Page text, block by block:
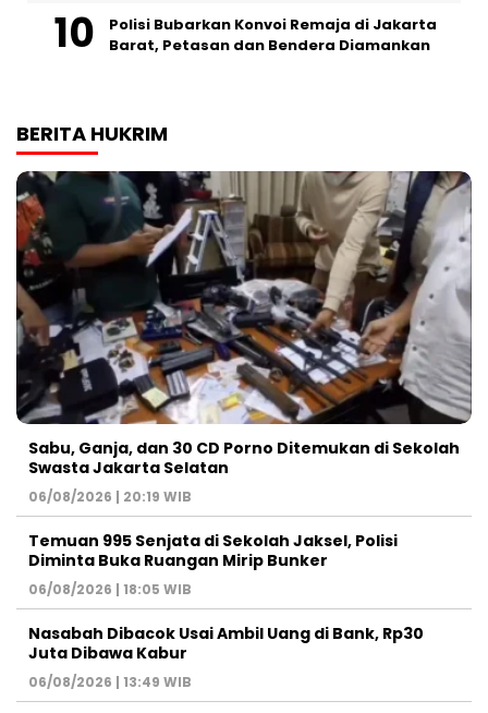
Polisi Bubarkan Konvoi Remaja di Jakarta
Barat, Petasan dan Bendera Diamankan
BERITA HUKRIM
Sabu, Ganja, dan 30 CD Porno Ditemukan di Sekolah
Swasta Jakarta Selatan
06/08/2026 | 20:19 WIB
Temuan 995 Senjata di Sekolah Jaksel, Polisi
Diminta Buka Ruangan Mirip Bunker
06/08/2026 | 18:05 WIB
Nasabah Dibacok Usai Ambil Uang di Bank, Rp30
Juta Dibawa Kabur
06/08/2026 | 13:49 WIB